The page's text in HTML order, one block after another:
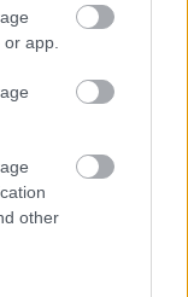
app.
other